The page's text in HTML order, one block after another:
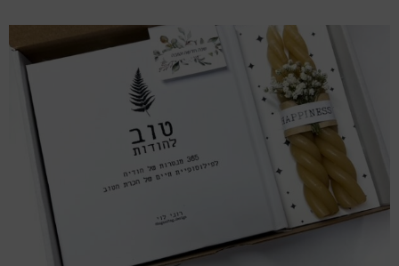
צפייה מהירה